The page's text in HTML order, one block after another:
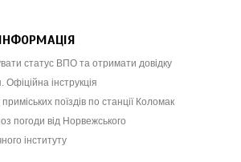
статус ВПО та отримати довідку
інструкція
поїздів по станції Коломак
погоди від Норвежського
інституту